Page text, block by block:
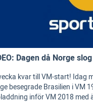
Dagen då Norge
kvar till VM-start! Idag
besegrade Brasilien i VM
inför VM 2018 med